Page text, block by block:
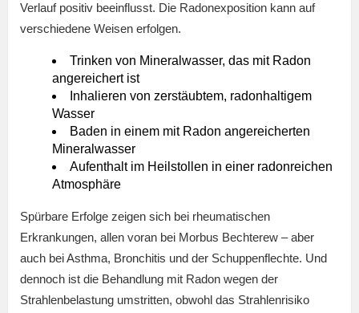
Verlauf positiv beeinflusst. Die Radonexposition kann auf
verschiedene Weisen erfolgen.
Trinken von Mineralwasser, das mit Radon
angereichert ist
Inhalieren von zerstäubtem, radonhaltigem
Wasser
Baden in einem mit Radon angereicherten
Mineralwasser
Aufenthalt im Heilstollen in einer radonreichen
Atmosphäre
Spürbare Erfolge zeigen sich bei rheumatischen
Erkrankungen, allen voran bei Morbus Bechterew – aber
auch bei Asthma, Bronchitis und der Schuppenflechte. Und
dennoch ist die Behandlung mit Radon wegen der
Strahlenbelastung umstritten, obwohl das Strahlenrisiko